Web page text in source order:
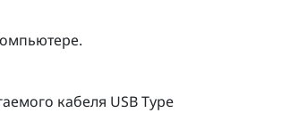
кабеля USB Type